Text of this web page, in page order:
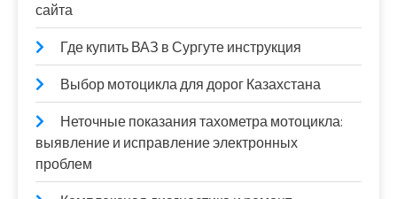
сайта
Где купить ВАЗ в Сургуте инструкция
Выбор мотоцикла для дорог Казахстана
Неточные показания тахометра мотоцикла:
выявление и исправление электронных
проблем